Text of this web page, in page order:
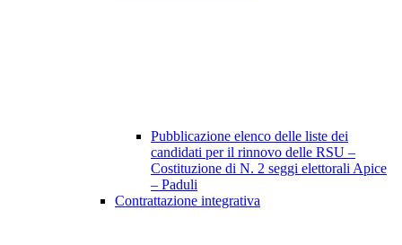
Pubblicazione elenco delle liste dei
candidati per il rinnovo delle RSU –
Costituzione di N. 2 seggi elettorali Apice
– Paduli
Contrattazione integrativa